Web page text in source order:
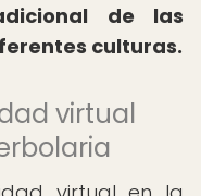
de las
culturas.
virtual